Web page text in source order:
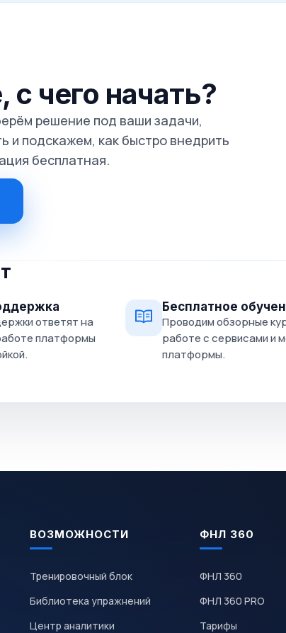
с чего начать?
решение под ваши задачи,
и подскажем, как быстро внедрить
бесплатная.
ответят на
платформы
Бесплатное
Проводим обзорные
работе с сервисами и
платформы.
ВОЗМОЖНОСТИ
Тренировочный блок
Библиотека упражнений
Центр аналитики
ФНЛ 360
ФНЛ 360
ФНЛ 360 PRO
Тарифы